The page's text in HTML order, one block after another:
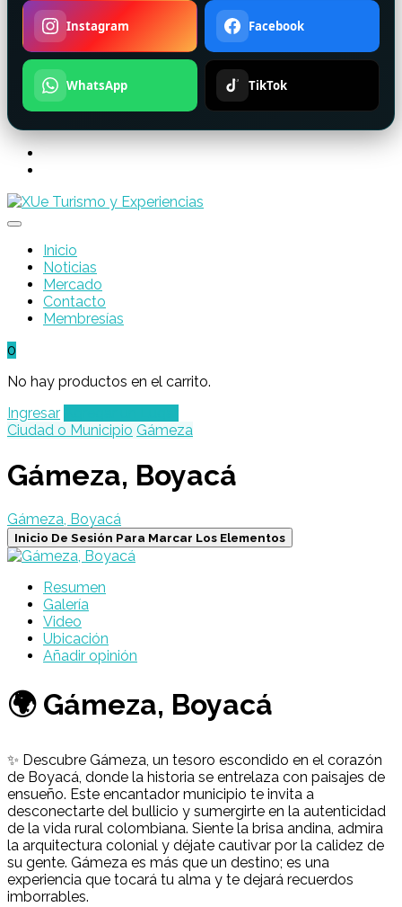
Instagram Facebook
WhatsApp TikTok
Inicio
Noticias
Mercado
Contacto
Membresías
0
No hay productos en el carrito.
Ingresar
Ciudad o Municipio Gámeza
Gámeza, Boyacá
Gámeza, Boyacá
Inicio De Sesión Para Marcar Los Elementos
Resumen
Galería
Video
Ubicación
Añadir opinión
🌍 Gámeza, Boyacá
✨ Descubre Gámeza, un tesoro escondido en el corazón
de Boyacá, donde la historia se entrelaza con paisajes de
ensueño. Este encantador municipio te invita a
desconectarte del bullicio y sumergirte en la autenticidad
de la vida rural colombiana. Siente la brisa andina, admira
la arquitectura colonial y déjate cautivar por la calidez de
su gente. Gámeza es más que un destino; es una
experiencia que tocará tu alma y te dejará recuerdos
imborrables.